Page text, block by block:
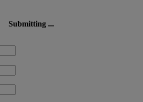
Submitting ...